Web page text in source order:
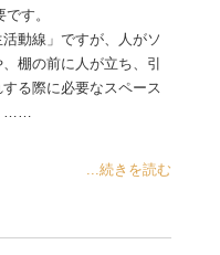
す。
動線」ですが、人がソ
棚の前に人が立ち、引
る際に必要なスペース
……
...続きを読む